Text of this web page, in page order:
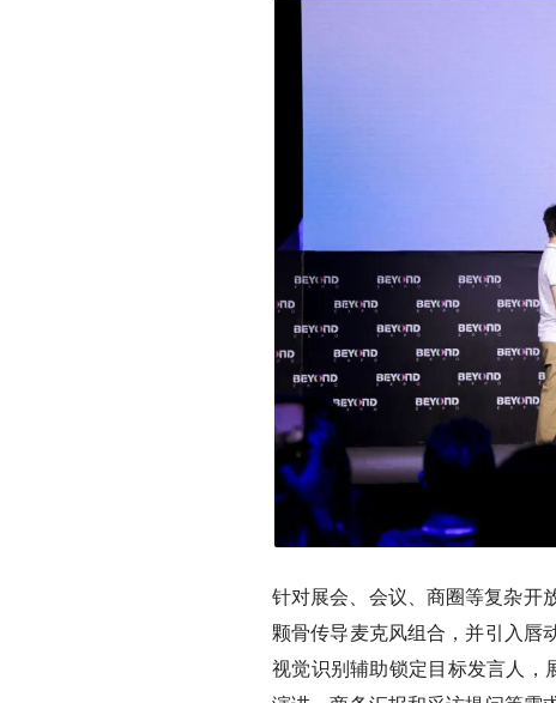
针对展会、会议、商圈等复杂开
颗骨传导麦克风组合，并引入唇
视觉识别辅助锁定目标发言人，